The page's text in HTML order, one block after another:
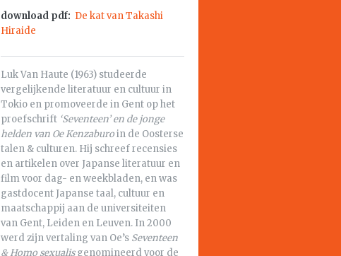
download pdf: De kat van Takashi
Hiraide
Luk Van Haute (1963) studeerde
vergelijkende literatuur en cultuur in
Tokio en promoveerde in Gent op het
proefschrift ‘Seventeen’ en de jonge
helden van Oe Kenzaburoin de Oosterse
talen & culturen. Hij schreef recensies
en artikelen over Japanse literatuur en
film voor dag- en weekbladen, en was
gastdocent Japanse taal, cultuur en
maatschappij aan de universiteiten
van Gent, Leiden en Leuven. In 2000
werd zijn vertaling van Oe’s Seventeen
& Homo sexualisgenomineerd voor de